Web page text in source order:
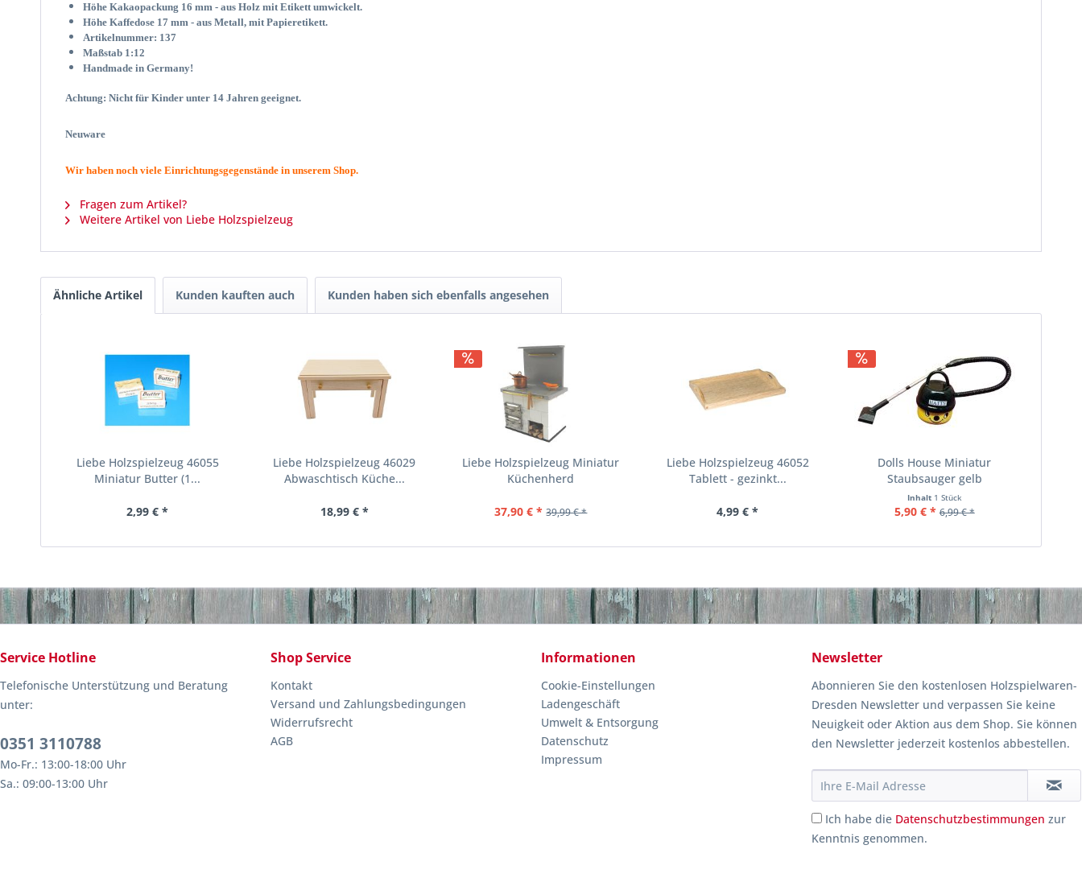
Höhe Kakaopackung 16 mm - aus Holz mit Etikett umwickelt.
Höhe Kaffedose 17 mm - aus Metall, mit Papieretikett.
Artikelnummer: 137
Maßstab 1:12
Handmade in Germany!
Achtung: Nicht für Kinder unter 14 Jahren geeignet.
Neuware
Wir haben noch viele Einrichtungsgegenstände in unserem Shop.
Fragen zum Artikel?
Weitere Artikel von Liebe Holzspielzeug
Ähnliche Artikel Kunden kauften auch Kunden haben sich ebenfalls angesehen
Liebe Holzspielzeug 46055
Miniatur Butter (1...
2,99 € *
Liebe Holzspielzeug 46029
Abwaschtisch Küche...
18,99 € *
Liebe Holzspielzeug Miniatur
Küchenherd
37,90 € * 39,99 € *
Liebe Holzspielzeug 46052
Tablett - gezinkt...
4,99 € *
Dolls House Miniatur
Staubsauger gelb
Inhalt 1 Stück
5,90 € * 6,99 € *
Service Hotline
Telefonische Unterstützung und Beratung
unter:
0351 3110788
Mo-Fr.: 13:00-18:00 Uhr
Sa.: 09:00-13:00 Uhr
Shop Service
Kontakt
Versand und Zahlungsbedingungen
Widerrufsrecht
AGB
Informationen
Cookie-Einstellungen
Ladengeschäft
Umwelt & Entsorgung
Datenschutz
Impressum
Newsletter
Abonnieren Sie den kostenlosen Holzspielwaren-
Dresden Newsletter und verpassen Sie keine
Neuigkeit oder Aktion aus dem Shop. Sie können
den Newsletter jederzeit kostenlos abbestellen.
Ich habe die Datenschutzbestimmungen zur
Kenntnis genommen.